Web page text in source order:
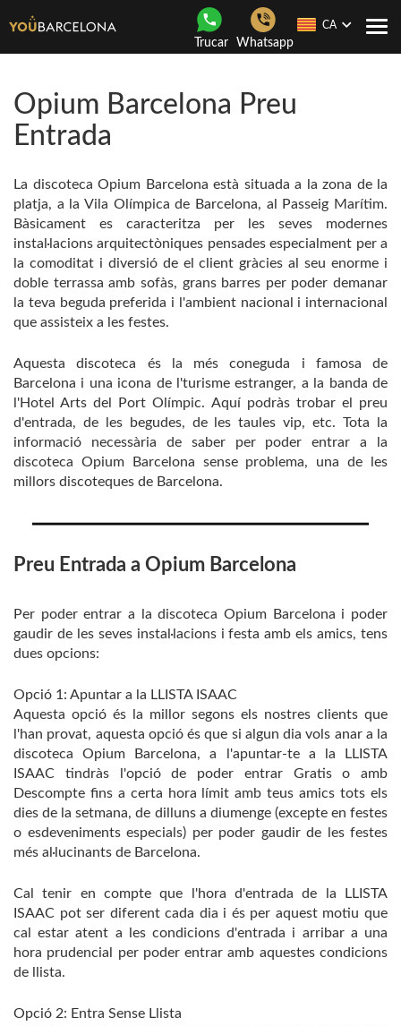
Trucar Whatsapp
CA
Opium Barcelona Preu
Entrada
La discoteca Opium Barcelona està situada a la zona de la
platja, a la Vila Olímpica de Barcelona, al Passeig Marítim.
Bàsicament es caracteritza per les seves modernes
instal·lacions arquitectòniques pensades especialment per a
la comoditat i diversió de el client gràcies al seu enorme i
doble terrassa amb sofàs, grans barres per poder demanar
la teva beguda preferida i l'ambient nacional i internacional
que assisteix a les festes.
Aquesta discoteca és la més coneguda i famosa de
Barcelona i una icona de l'turisme estranger, a la banda de
l'Hotel Arts del Port Olímpic. Aquí podràs trobar el preu
d'entrada, de les begudes, de les taules vip, etc. Tota la
informació necessària de saber per poder entrar a la
discoteca Opium Barcelona sense problema, una de les
millors discoteques de Barcelona.
Preu Entrada a Opium Barcelona
Per poder entrar a la discoteca Opium Barcelona i poder
gaudir de les seves instal·lacions i festa amb els amics, tens
dues opcions:
Opció 1: Apuntar a la LLISTA ISAAC
Aquesta opció és la millor segons els nostres clients que
l'han provat, aquesta opció és que si algun dia vols anar a la
discoteca Opium Barcelona, ​​a l'apuntar-te a la LLISTA
ISAAC tindràs l'opció de poder entrar Gratis o amb
Descompte fins a certa hora límit amb teus amics tots els
dies de la setmana, de dilluns a diumenge (excepte en festes
o esdeveniments especials) per poder gaudir de les festes
més al·lucinants de Barcelona.
Cal tenir en compte que l'hora d'entrada de la LLISTA
ISAAC pot ser diferent cada dia i és per aquest motiu que
cal estar atent a les condicions d'entrada i arribar a una
hora prudencial per poder entrar amb aquestes condicions
de llista.
Opció 2: Entra Sense Llista